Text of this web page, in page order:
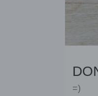
=)